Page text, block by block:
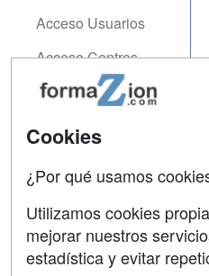
Acceso Usuarios
Acceso Centros
Contactar
Copyleft
Cookies
¿Por qué usamos
Utilizamos cookies
mejorar nuestros
estadística y evitar